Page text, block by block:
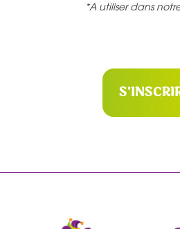
*A utiliser dans